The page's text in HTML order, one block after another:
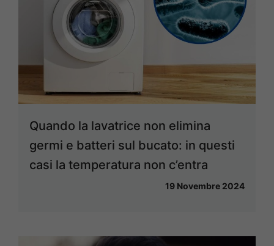
Quando la lavatrice non elimina
germi e batteri sul bucato: in questi
casi la temperatura non c’entra
19 Novembre 2024